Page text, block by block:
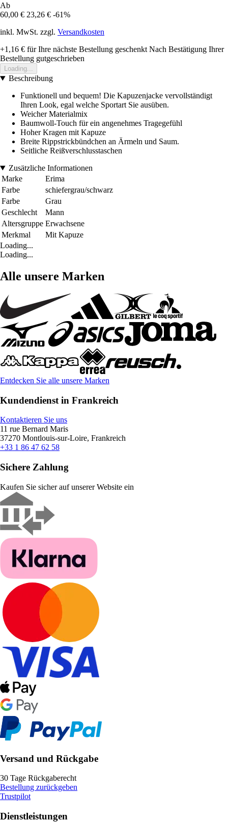
Ab
60,00 € 23,26 € -61%
inkl. MwSt. zzgl. Versandkosten
+1,16 € für Ihre nächste Bestellung geschenkt Nach Bestätigung Ihrer
Bestellung gutgeschrieben
Loading...
Beschreibung
Funktionell und bequem! Die Kapuzenjacke vervollständigt
Ihren Look, egal welche Sportart Sie ausüben.
Weicher Materialmix
Baumwoll-Touch für ein angenehmes Tragegefühl
Hoher Kragen mit Kapuze
Breite Rippstrickbündchen an Ärmeln und Saum.
Seitliche Reißverschlusstaschen
Zusätzliche Informationen
Marke
Erima
Farbe
schiefergrau/schwarz
Farbe
Grau
Geschlecht
Mann
Altersgruppe Erwachsene
Merkmal
Mit Kapuze
Loading...
Loading...
Alle unsere Marken
Entdecken Sie alle unsere Marken
Kundendienst in Frankreich
Kontaktieren Sie uns
11 rue Bernard Maris
37270 Montlouis-sur-Loire, Frankreich
+33 1 86 47 62 58
Sichere Zahlung
Kaufen Sie sicher auf unserer Website ein
Versand und Rückgabe
30 Tage Rückgaberecht
Bestellung zurückgeben
Trustpilot
Dienstleistungen